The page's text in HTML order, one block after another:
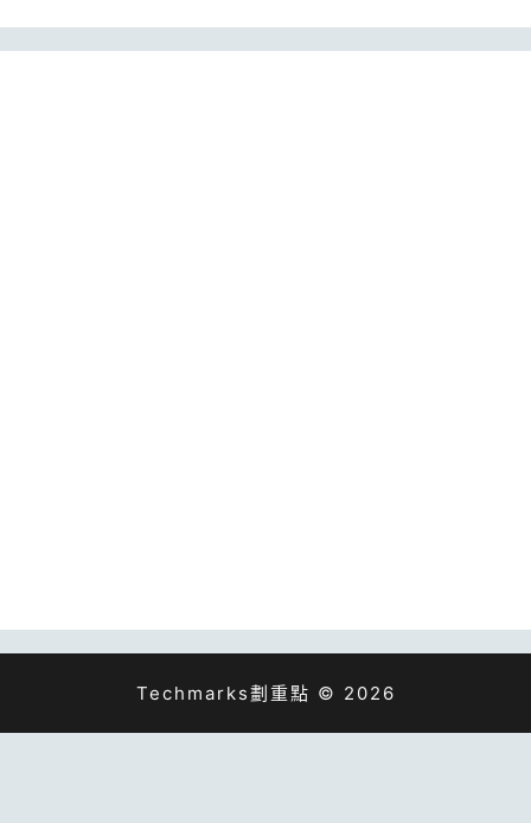
Techmarks劃重點 © 2026